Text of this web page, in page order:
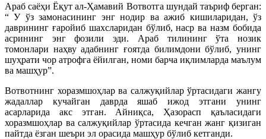
Араб саёҳи Ёқут ал-Ҳамавий Вотвотга шундай таъриф берган:
“ У ўз замонасининг энг нодир ва ажиб кишиларидан, ўз
даврининг ғаройиб шахсларидан бўлиб, наср ва назм бобида
асрининг энг фозили эди. Араб тилининг ўта нозик
томонлари наҳву адабнинг ғоятда билимдони бўлиб, унинг
шуҳрати чор атрофга ёйилган, номи барча иқлимларда маълум
ва машҳур”.
Вотвотнинг хоразмшоҳлар ва салжуқийлар ўртасидаги жангу
жадаллар кучайган даврда яшаб ижод этгани унинг
асарларида акс этган. Айниқса, Ҳазорасп қаъласидаги
хоразмшоҳлар ва салжуқийлар ўртасида кечган жанг қизиган
пайтда ёзган шеъри эл орасида машҳур бўлиб кетганди.